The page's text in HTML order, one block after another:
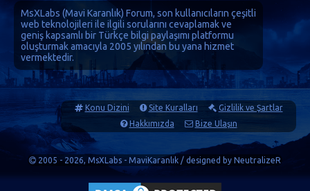
MsXLabs (Mavi Karanlık) Forum, son kullanıcıların çeşitli
web teknolojileri ile ilgili sorularını cevaplamak ve
geniş kapsamlı bir Türkçe bilgi paylaşımı platformu
oluşturmak amacıyla 2005 yılından bu yana hizmet
vermektedir.
Konu Dizini Site Kuralları
Gizlilik ve Şartlar
Hakkımızda
Bize Ulaşın
2005 - 2026, MsXLabs - MaviKaranlık / designed by NeutralizeR